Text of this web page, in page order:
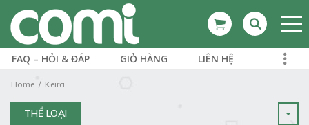
FAQ – HỎI & ĐÁP GIỎ HÀNG LIÊN HỆ
Home Keira
THỂ LOẠI